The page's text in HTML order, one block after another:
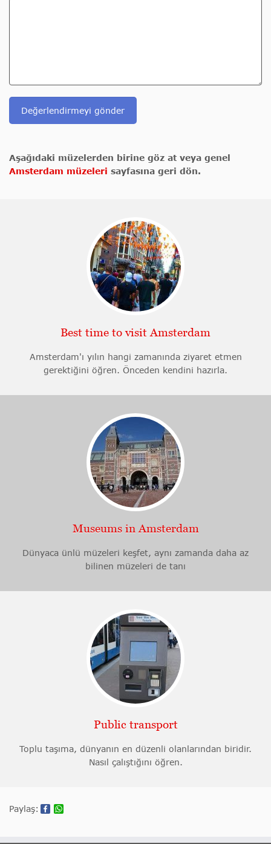
Değerlendirmeyi gönder
Aşağıdaki müzelerden birine göz at veya genel
Amsterdam müzeleri sayfasına geri dön.
Best time to visit Amsterdam
Amsterdam'ı yılın hangi zamanında ziyaret etmen
gerektiğini öğren. Önceden kendini hazırla.
Museums in Amsterdam
Dünyaca ünlü müzeleri keşfet, aynı zamanda daha az
bilinen müzeleri de tanı
Public transport
Toplu taşıma, dünyanın en düzenli olanlarından biridir.
Nasıl çalıştığını öğren.
Paylaş: